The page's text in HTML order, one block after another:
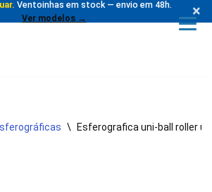
Ventoinhas em stock — envio em 48h.
Ver modelos →
×
\ Esferografica uni-ball roller